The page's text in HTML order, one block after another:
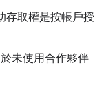
存取權是按帳戶授
未使用合作夥伴